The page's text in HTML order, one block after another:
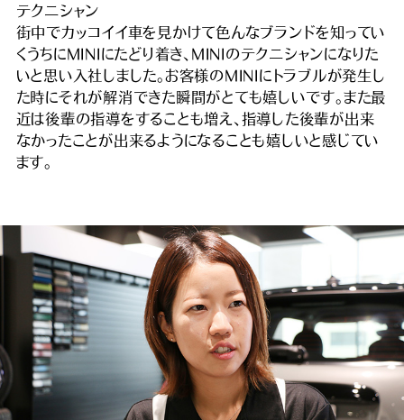
テクニシャン
街中でカッコイイ車を見かけて色んなブランドを知ってい
くうちにMINIにたどり着き、MINIのテクニシャンになりた
いと思い入社しました。お客様のMINIにトラブルが発生し
た時にそれが解消できた瞬間がとても嬉しいです。また最
近は後輩の指導をすることも増え、指導した後輩が出来
なかったことが出来るようになることも嬉しいと感じてい
ます。